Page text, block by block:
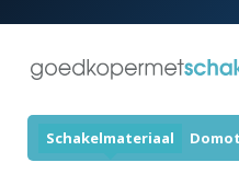
Schakelmateriaal